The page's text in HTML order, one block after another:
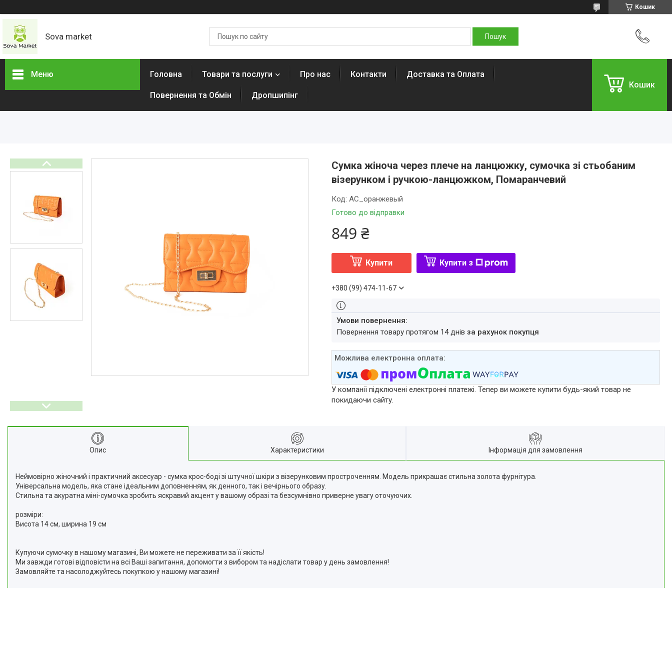
Кошик
Sova market
Меню
Підвіски
Товари для дому
Тактичний одяг
Ліхтарі
Ортопедичні товари
Бусини та фурнітура
Сумки та аксесуари
Товари для дому з дерева
Спортивний інвентар та
Товари для дому
Доставка та оплата
Повернення та Обмін
Головна Товари та послуги Про нас Контакти Доставка та Оплата
Повернення та Обмін Дропшипінг
Кошик
Сумка жіноча через плече на ланцюжку, сумочка зі стьобаним
візерунком і ручкою-ланцюжком, Помаранчевий
Готово до відправки
Код: AC_оранжевый
849 ₴
Купити Купити з
+380 (99) 474-11-67
повернення товару протягом 14 днів за рахунок покупця
У компанії підключені електронні платежі. Тепер ви можете купити будь-який товар не
покидаючи сайту.
Опис Характеристики Інформація для замовлення
Неймовірно жіночний і практичний аксесуар - сумка крос-боді зі штучної шкіри з візерунковим простроченням. Модель прикрашає стильна золота фурнітура.
Універсальна модель, яка стане ідеальним доповненням, як денного, так і вечірнього образу.
Стильна та акуратна міні-сумочка зробить яскравий акцент у вашому образі та безсумнівно приверне увагу оточуючих.
розміри:
Висота 14 см, ширина 19 см
Купуючи сумочку в нашому магазині, Ви можете не переживати за її якість!
Ми завжди готові відповісти на всі Ваші запитання, допомогти з вибором та надіслати товар у день замовлення!
Замовляйте та насолоджуйтесь покупкою у нашому магазині!